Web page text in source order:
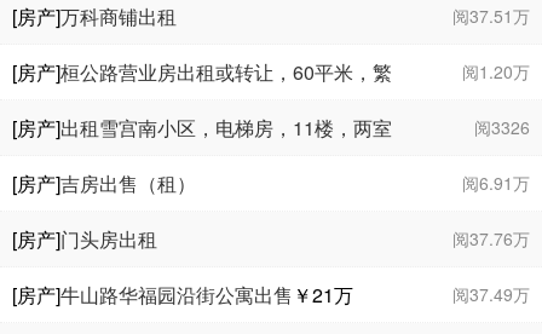
阅37.51万
[房产]万科商铺出租
阅1.20万
[房产]桓公路营业房出租或转让，60平米，繁
华地段
阅3326
[房产]出租雪宫南小区，电梯房，11楼，两室
一厅，家具家电齐全，很干净，拎包入住。
阅6.91万
[房产]吉房出售（租）
阅37.76万
[房产]门头房出租
阅37.49万
[房产]牛山路华福园沿街公寓出售 ￥21万